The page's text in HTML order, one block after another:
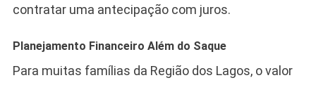
contratar uma antecipação com juros.
Planejamento Financeiro Além do Saque
Para muitas famílias da Região dos Lagos, o valor